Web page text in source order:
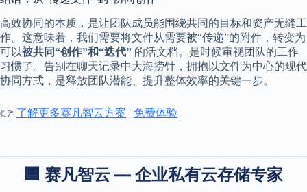
高效协同的本质，是让团队成员能围绕共同的目标和资产无缝工
作。这意味着，我们需要将文件从需要被“传递”的附件，转变为
可以被共同“创作”和“迭代” 的活文档。是时候审视团队的工作
习惯了。告别在聊天记录中大海捞针，拥抱以文件为中心的现代
协同方式，是释放团队潜能、提升整体效率的关键一步。
👉 了解更多赛凡智云方案 | 免费体验
🏢 赛凡智云 — 企业私有云存储专家